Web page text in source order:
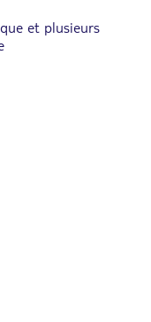
et plusieurs